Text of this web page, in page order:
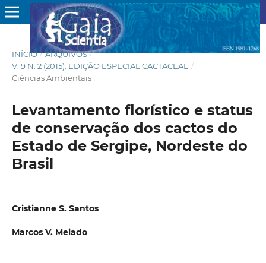
INÍCIO / ARQUIVOS /
V. 9 N. 2 (2015): EDIÇÃO ESPECIAL CACTACEAE /
Ciências Ambientais
Levantamento florístico e status
de conservação dos cactos do
Estado de Sergipe, Nordeste do
Brasil
Cristianne S. Santos
Marcos V. Meiado